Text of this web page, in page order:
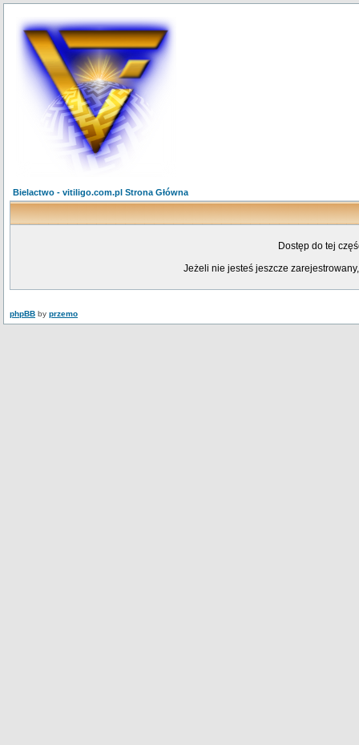
Bielactwo - vitiligo.com.pl Strona Główna
Dostęp do tej
Jeżeli nie jesteś jeszcze
phpBB by przemo